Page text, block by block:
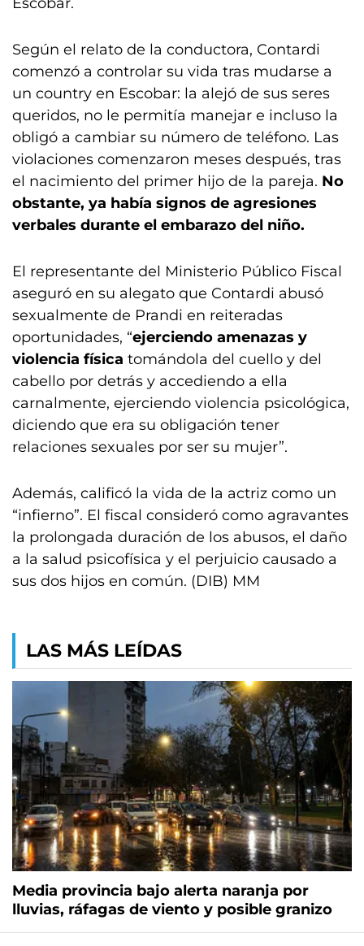
Según el relato de la conductora, Contardi
comenzó a controlar su vida tras mudarse a
un country en Escobar: la alejó de sus seres
queridos, no le permitía manejar e incluso la
obligó a cambiar su número de teléfono. Las
violaciones comenzaron meses después, tras
el nacimiento del primer hijo de la pareja. No
obstante, ya había signos de agresiones
verbales durante el embarazo del niño.
El representante del Ministerio Público Fiscal
aseguró en su alegato que Contardi abusó
sexualmente de Prandi en reiteradas
oportunidades, “ejerciendo amenazas y
violencia física tomándola del cuello y del
cabello por detrás y accediendo a ella
carnalmente, ejerciendo violencia psicológica,
diciendo que era su obligación tener
relaciones sexuales por ser su mujer”.
Además, calificó la vida de la actriz como un
“infierno”. El fiscal consideró como agravantes
la prolongada duración de los abusos, el daño
a la salud psicofísica y el perjuicio causado a
sus dos hijos en común. (DIB) MM
LAS MÁS LEÍDAS
Media provincia bajo alerta naranja por
lluvias, ráfagas de viento y posible granizo